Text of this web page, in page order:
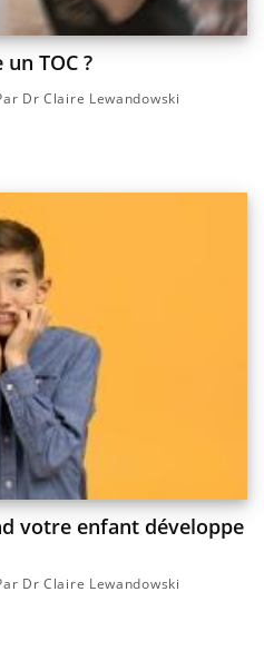
TOC ?
Dr Claire Lewandowski
votre enfant développe
Dr Claire Lewandowski